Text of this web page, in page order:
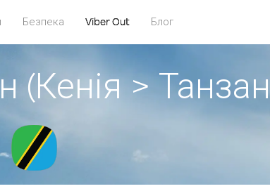
Безпека Viber Out Блог
>